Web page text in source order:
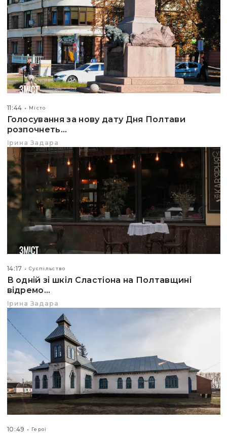
11:44 Місто
Голосування за нову дату Дня Полтави
розпочнеть...
Ірина Задара
14:17 Суспільство
В одній зі шкіл Сластіона на Полтавщині
відремо...
Ірина Задара
10:49 Герої